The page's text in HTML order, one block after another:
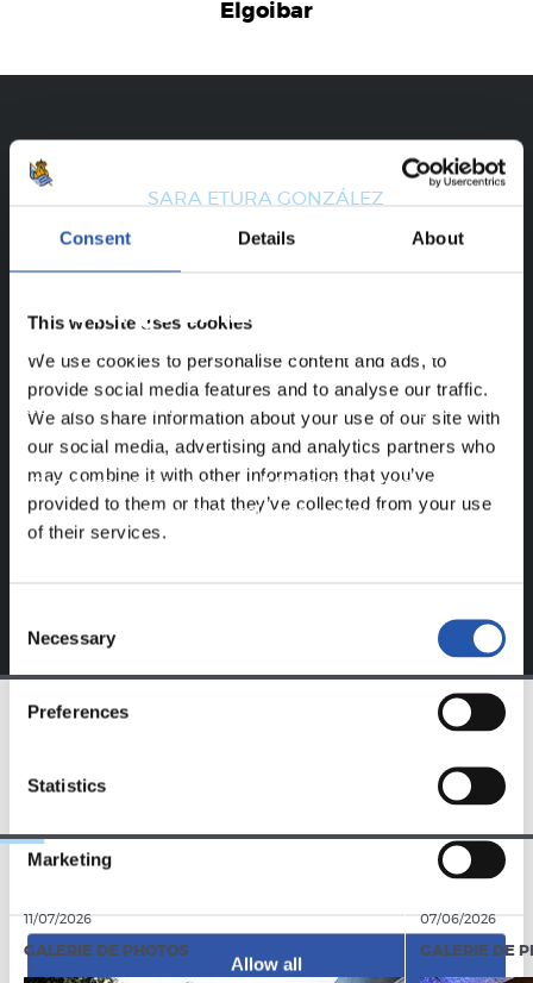
Consent Details About
This website uses cookies
We use cookies to personalise content and ads, to
provide social media features and to analyse our traffic.
We also share information about your use of our site with
our social media, advertising and analytics partners who
may combine it with other information that you’ve
provided to them or that they’ve collected from your use
of their services.
Selection
Necessary
Preferences
Statistics
Marketing
Allow all
Elgoibar
SARA ETURA GONZÁLEZ
UNIQUEMENT POUR LES
UTILISATEURS ENREGISTRÉS !
Ce contenu est réservé aux utilisateurs enregistrés sur
notre site web.
S'inscrire en cliquant sur l'Identifiantet profitez du
contenu exclusif pour vous.
11/07/2026
GALERIE DE PHOTOS
07/06/2026
GALERIE DE